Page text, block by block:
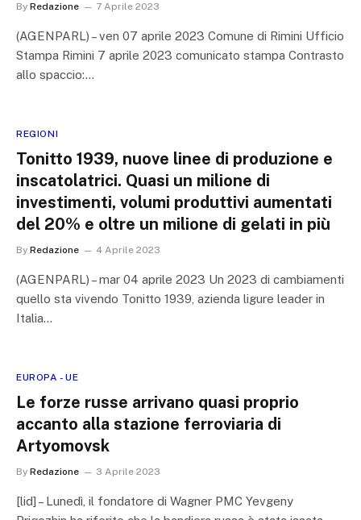
By Redazione 7 Aprile 2023
(AGENPARL) – ven 07 aprile 2023 Comune di Rimini Ufficio
Stampa Rimini 7 aprile 2023 comunicato stampa Contrasto
allo spaccio:…
REGIONI
Tonitto 1939, nuove linee di produzione e
inscatolatrici. Quasi un milione di
investimenti, volumi produttivi aumentati
del 20% e oltre un milione di gelati in più
By Redazione 4 Aprile 2023
(AGENPARL) – mar 04 aprile 2023 Un 2023 di cambiamenti
quello sta vivendo Tonitto 1939, azienda ligure leader in
Italia…
EUROPA - UE
Le forze russe arrivano quasi proprio
accanto alla stazione ferroviaria di
Artyomovsk
By Redazione 3 Aprile 2023
[lid] – Lunedì, il fondatore di Wagner PMC Yevgeny